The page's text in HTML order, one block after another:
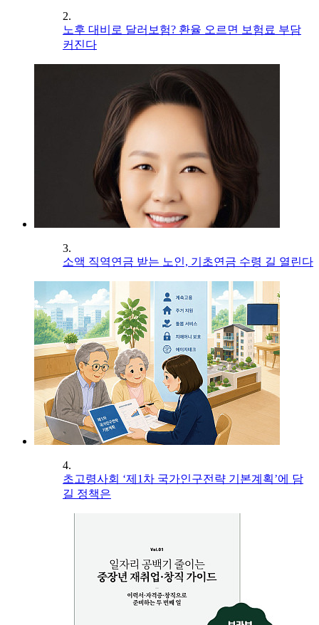
2.
노후 대비로 달러보험? 환율 오르면 보험료 부담
커진다
3.
소액 직역연금 받는 노인, 기초연금 수령 길 열린다
4.
초고령사회 ‘제1차 국가인구전략 기본계획’에 담
길 정책은